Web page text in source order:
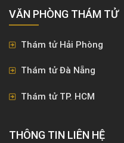
VĂN PHÒNG ​THÁM TỬ
Thám tử Hải Phòng
Thám tử Đà Nẵng
Thám tử TP. HCM
THÔNG TIN LIÊN HỆ